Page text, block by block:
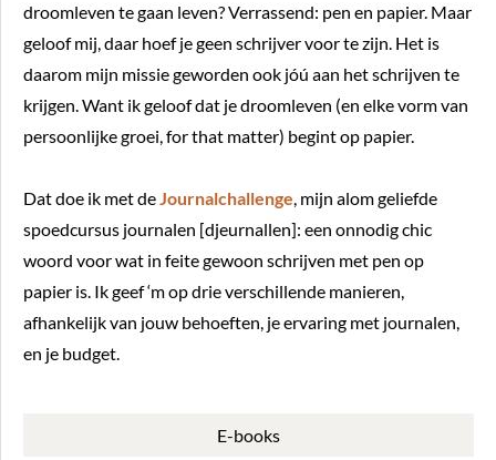
droomleven te gaan leven? Verrassend: pen en papier. Maar
geloof mij, daar hoef je geen schrijver voor te zijn. Het is
daarom mijn missie geworden ook jóú aan het schrijven te
krijgen. Want ik geloof dat je droomleven (en elke vorm van
persoonlijke groei, for that matter) begint op papier.
Dat doe ik met deJournalchallenge, mijn alom geliefde
spoedcursus journalen [djeurnallen]: een onnodig chic
woord voor wat in feite gewoon schrijven met pen op
papier is. Ik geef ‘m op drie verschillende manieren,
afhankelijk van jouw behoeften, je ervaring met journalen,
en je budget.
E-books